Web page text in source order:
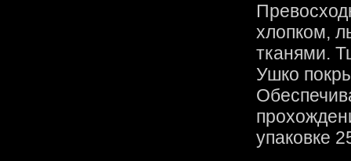
хлопком,
тканями.
Ушко
упаковке